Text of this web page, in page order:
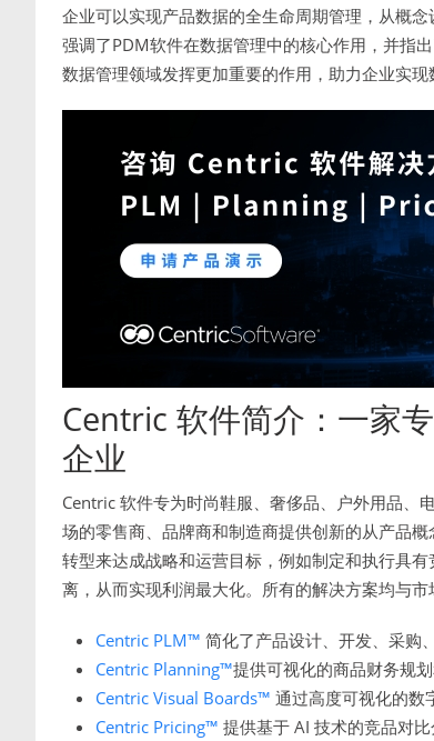
企业可以实现产品数据的全生命周期管理，从概
强调了PDM软件在数据管理中的核心作用，并指
数据管理领域发挥更加重要的作用，助力企业实现
Centric 软件简介：一家
企业
Centric 软件专为时尚鞋服、奢侈品、户外用品、
场的零售商、品牌商和制造商提供创新的从产品
转型来达成战略和运营目标，例如制定和执行具
离，从而实现利润最大化。所有的解决方案均与
Centric PLM™ 简化了产品设计、开发、采购
Centric Planning™提供可视化的商品财务规
Centric Visual Boards™ 通过高度可视化的数
Centric Pricing™ 提供基于 AI 技术的竞品对